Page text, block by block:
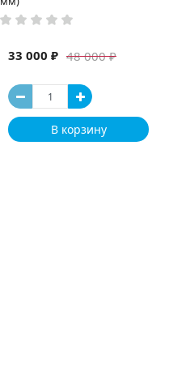
48 000 ₽
33 000 ₽
В корзину